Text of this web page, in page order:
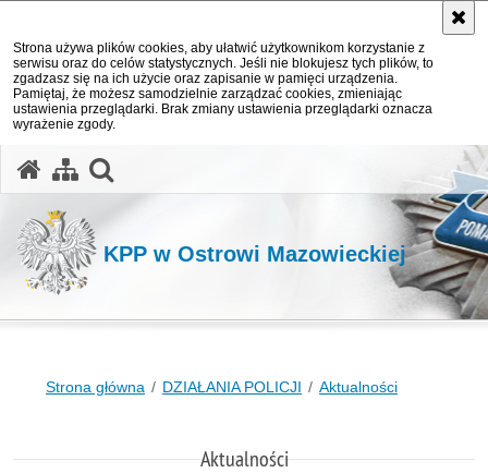
Strona używa plików cookies, aby ułatwić użytkownikom korzystanie z
serwisu oraz do celów statystycznych. Jeśli nie blokujesz tych plików, to
zgadzasz się na ich użycie oraz zapisanie w pamięci urządzenia.
Pamiętaj, że możesz samodzielnie zarządzać cookies, zmieniając
ustawienia przeglądarki. Brak zmiany ustawienia przeglądarki oznacza
wyrażenie zgody.
KPP w Ostrowi Mazowieckiej
Strona główna DZIAŁANIA POLICJI Aktualności
Aktualności